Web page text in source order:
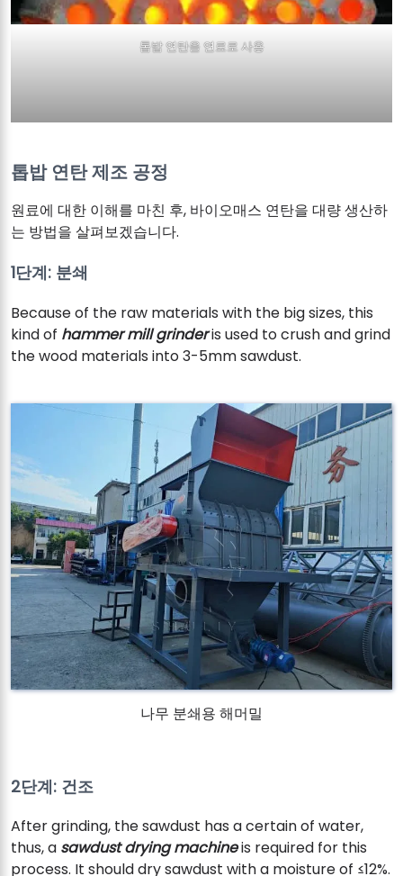
톱밥 연탄을 연료로 사용
톱밥 연탄 제조 공정
원료에 대한 이해를 마친 후, 바이오매스 연탄을 대량 생산하
는 방법을 살펴보겠습니다.
1단계: 분쇄
Because of the raw materials with the big sizes, this
kind of hammer mill grinderis used to crush and grind
the wood materials into 3-5mm sawdust.
나무 분쇄용 해머밀
2단계: 건조
After grinding, the sawdust has a certain of water,
thus, a sawdust drying machineis required for this
process. It should dry sawdust with a moisture of ≤12%.